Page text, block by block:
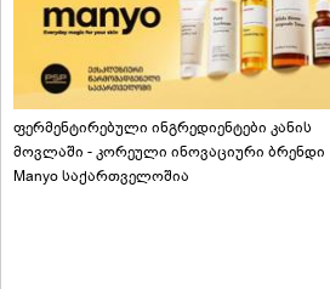
ფერმენტირებული ინგრედიენტები კანის
მოვლაში - კორეული ინოვაციური ბრენდი
Manyo საქართველოშია